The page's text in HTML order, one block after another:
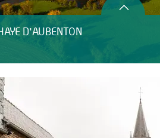
D'AUBENTON